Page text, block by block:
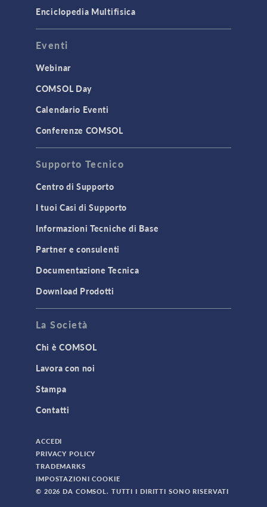
Enciclopedia Multifisica
Eventi
Webinar
COMSOL Day
Calendario Eventi
Conferenze COMSOL
Supporto Tecnico
Centro di Supporto
I tuoi Casi di Supporto
Informazioni Tecniche di Base
Partner e consulenti
Documentazione Tecnica
Download Prodotti
La Società
Chi è COMSOL
Lavora con noi
Stampa
Contatti
ACCEDI
PRIVACY POLICY
TRADEMARKS
IMPOSTAZIONI COOKIE
© 2026 DA COMSOL. TUTTI I DIRITTI SONO RISERVATI